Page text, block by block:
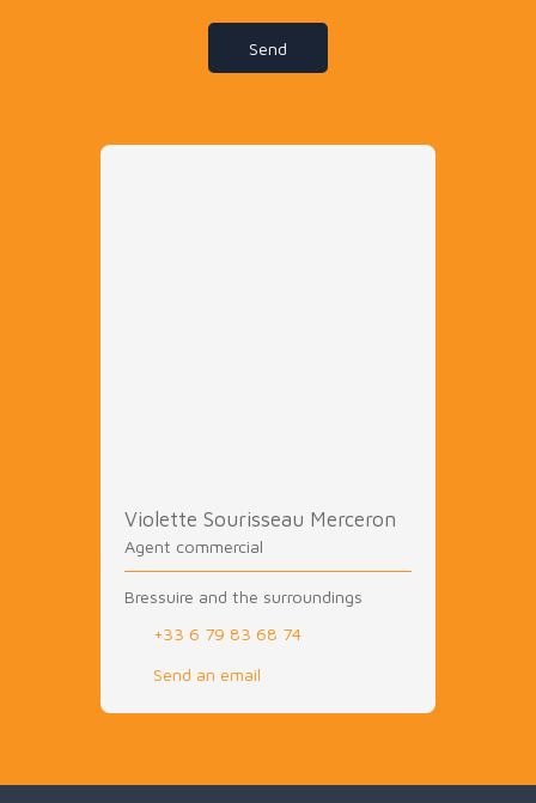
Send
Violette Sourisseau Merceron
Agent commercial
Bressuire and the surroundings
+33 6 79 83 68 74
Send an email